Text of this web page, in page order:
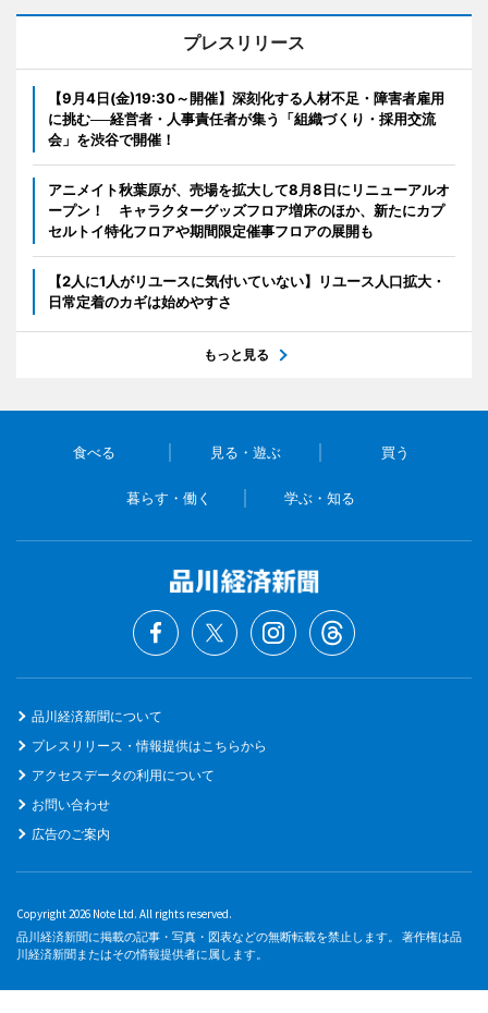
プレスリリース
【9月4日(金)19:30～開催】深刻化する人材不足・障害者雇用
に挑む──経営者・人事責任者が集う「組織づくり・採用交流
会」を渋谷で開催！
アニメイト秋葉原が、売場を拡大して8月8日にリニューアルオ
ープン！ キャラクターグッズフロア増床のほか、新たにカプ
セルトイ特化フロアや期間限定催事フロアの展開も
【2人に1人がリユースに気付いていない】リユース人口拡大・
日常定着のカギは始めやすさ
もっと見る
食べる 見る・遊ぶ 買う
暮らす・働く 学ぶ・知る
品川経済新聞について
プレスリリース・情報提供はこちらから
アクセスデータの利用について
お問い合わせ
広告のご案内
Copyright 2026 Note Ltd. All rights reserved.
品川経済新聞に掲載の記事・写真・図表などの無断転載を禁止します。 著作権は品
川経済新聞またはその情報提供者に属します。